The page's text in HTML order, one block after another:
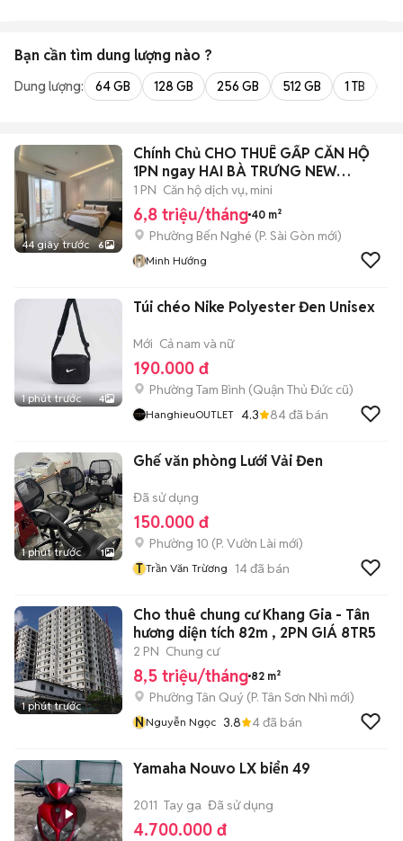
Bạn cần tìm dung lượng nào ?
Dung lượng: 64 GB 128 GB 256 GB 512 GB 1 TB
44 giây trước 6
Chính Chủ CHO THUÊ GẤP CĂN HỘ
1PN ngay HAI BÀ TRƯNG NEW
LUXURY
1 PN Căn hộ dịch vụ, mini
6,8 triệu/tháng 40 m²
Phường Bến Nghé (P. Sài Gòn mới)
Minh Hướng
1 phút trước 4
Túi chéo Nike Polyester Đen Unisex
Mới Cả nam và nữ
190.000 đ
Phường Tam Bình (Quận Thủ Đức cũ)
HanghieuOUTLET 4.3 84đã bán
1 phút trước 1
Ghế văn phòng Lưới Vải Đen
Đã sử dụng
150.000 đ
Phường 10 (P. Vườn Lài mới)
T Trần Văn Trừơng 14đã bán
1 phút trước
Cho thuê chung cư Khang Gia - Tân
hương diện tích 82m , 2PN GIÁ 8TR5
2 PN Chung cư
8,5 triệu/tháng 82 m²
Phường Tân Quý (P. Tân Sơn Nhì mới)
NNguyễn Ngọc 3.8 4đã bán
Yamaha Nouvo LX biển 49
2011 Tay ga Đã sử dụng
4.700.000 đ